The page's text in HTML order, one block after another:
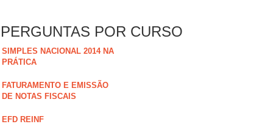
PERGUNTAS POR CURSO
SIMPLES NACIONAL 2014 NA
PRÁTICA
FATURAMENTO E EMISSÃO
DE NOTAS FISCAIS
EFD REINF